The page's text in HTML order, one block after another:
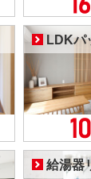
LDKパ
給湯器